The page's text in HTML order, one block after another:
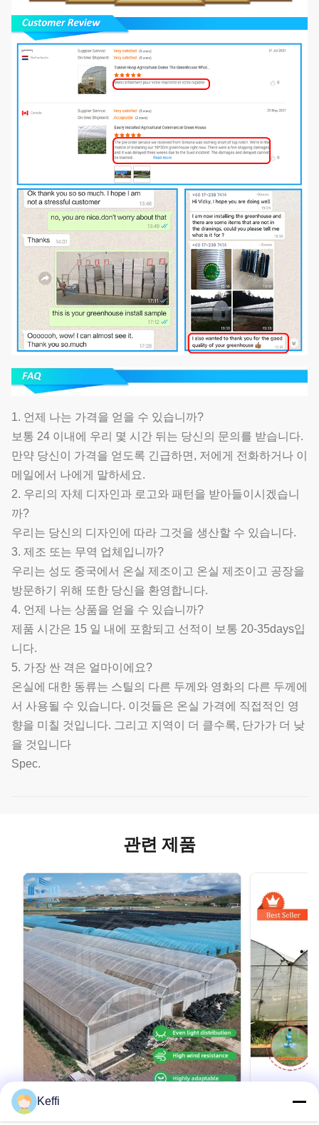
1. 언제 나는 가격을 얻을 수 있습니까?
보통 24 이내에 우리 몇 시간 뒤는 당신의 문의를 받습니다.
만약 당신이 가격을 얻도록 긴급하면, 저에게 전화하거나 이
메일에서 나에게 말하세요.
2. 우리의 자체 디자인과 로고와 패턴을 받아들이시겠습니
까?
우리는 당신의 디자인에 따라 그것을 생산할 수 있습니다.
3. 제조 또는 무역 업체입니까?
우리는 성도 중국에서 온실 제조이고 온실 제조이고 공장을
방문하기 위해 또한 당신을 환영합니다.
4. 언제 나는 상품을 얻을 수 있습니까?
제품 시간은 15 일 내에 포함되고 선적이 보통 20-35days입
니다.
5. 가장 싼 격은 얼마이에요?
온실에 대한 동류는 스틸의 다른 두께와 영화의 다른 두께에
서 사용될 수 있습니다. 이것들은 온실 가격에 직접적인 영
향을 미칠 것입니다. 그리고 지역이 더 클수록, 단가가 더 낮
을 것입니다
Spec.
관련 제품
24m x 40m 다중 스팬 온실, 150 미크론
PE 필름 덮개
큰 PE 필
비
Keffi